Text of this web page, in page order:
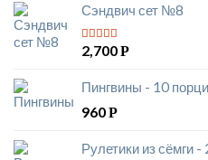
Сэндвич сет №8
5из 5
2,700Р
Пингвины - 10
960Р
Рулетики из сёмги -